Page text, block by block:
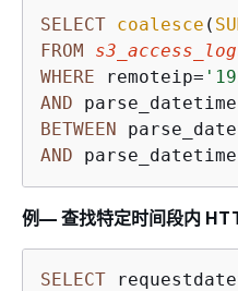
SELECT coalesce (
FROM
WHERE remoteip=
AND
BETWEEN
AND
例— 查找特定时间段内
SELECT